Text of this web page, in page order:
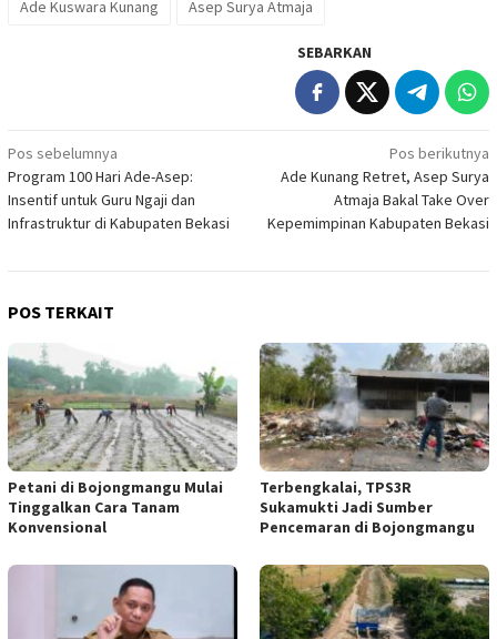
Ade Kuswara Kunang Asep Surya Atmaja
SEBARKAN
Navigasi
pos
Pos sebelumnya
Program 100 Hari Ade-Asep:
Insentif untuk Guru Ngaji dan
Infrastruktur di Kabupaten Bekasi
Pos berikutnya
Ade Kunang Retret, Asep Surya
Atmaja Bakal Take Over
Kepemimpinan Kabupaten Bekasi
POS TERKAIT
Petani di Bojongmangu Mulai
Tinggalkan Cara Tanam
Konvensional
Terbengkalai, TPS3R
Sukamukti Jadi Sumber
Pencemaran di Bojongmangu